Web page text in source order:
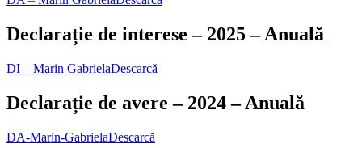
Declarație de interese – 2025 – Anuală
DI – Marin GabrielaDescarcă
Declarație de avere – 2024 – Anuală
DA-Marin-GabrielaDescarcă